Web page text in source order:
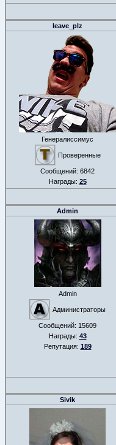
leave_plz
Генералиссимус
Проверенные
Сообщений: 6842
Награды: 25
Admin
Admin
Администраторы
Сообщений: 15609
Награды: 43
Репутация: 189
Sivik